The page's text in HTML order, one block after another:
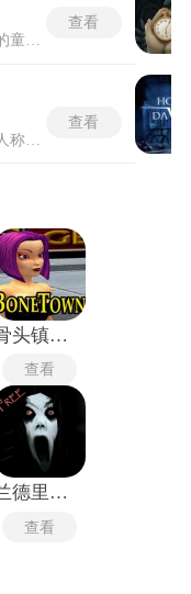
查看
查看
骨头镇中文版
查看
兰德里纳河的地下室
查看